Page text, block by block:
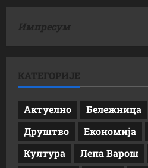
Импресум
КАТЕГОРИЈЕ
Актуелно Бележница
Друштво
Економија
Култура
Лепа Варош